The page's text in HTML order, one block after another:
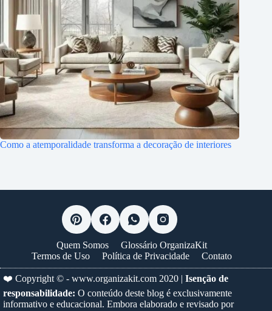
Como a atemporalidade transforma a decoração de interiores
Quem Somos
Glossário OrganizaKit
Termos de Uso
Política de Privacidade Contato
❤️ Copyright © - www.organizakit.com 2020 | Isenção de
responsabilidade: O conteúdo deste blog é exclusivamente
informativo e educacional. Embora elaborado e revisado por